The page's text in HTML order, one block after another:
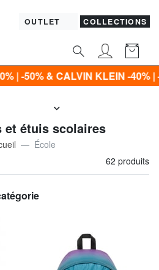
OUTLET COLLECTIONS
-40% | -50% | -60%
et étuis scolaires
École
62 produits